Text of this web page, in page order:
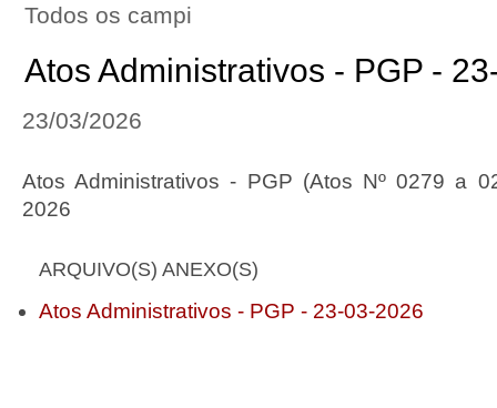
Todos os campi
Atos Administrativos - PGP -
23/03/2026
Atos Administrativos - PGP (Atos Nº 0279 a
2026
ARQUIVO(S) ANEXO(S)
Atos Administrativos - PGP - 23-03-2026